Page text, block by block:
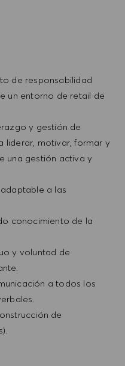
de responsabilidad
un entorno de retail de
y gestión de
liderar, motivar, formar y
una gestión activa y
a las
conocimiento de la
y voluntad de
a todos los
de